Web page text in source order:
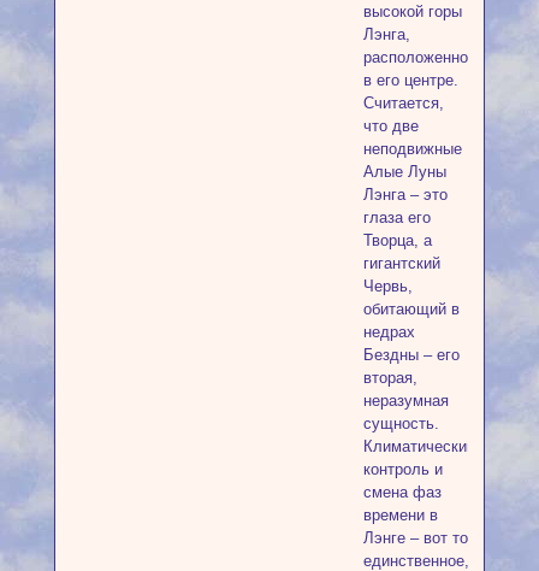
высокой горы
Лэнга,
расположенной
в его центре.
Считается,
что две
неподвижные
Алые Луны
Лэнга – это
глаза его
Творца, а
гигантский
Червь,
обитающий в
недрах
Бездны – его
вторая,
неразумная
сущность.
Климатический
контроль и
смена фаз
времени в
Лэнге – вот то
единственное,